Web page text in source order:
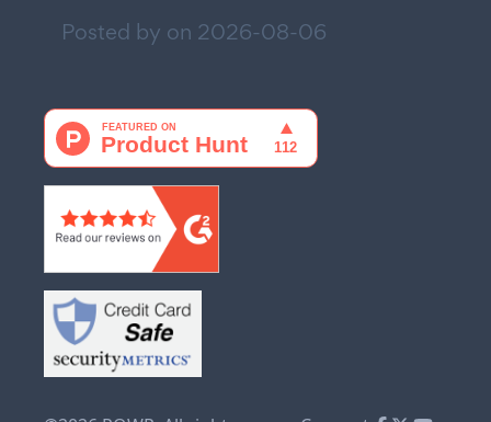
Posted by on 2026-08-06